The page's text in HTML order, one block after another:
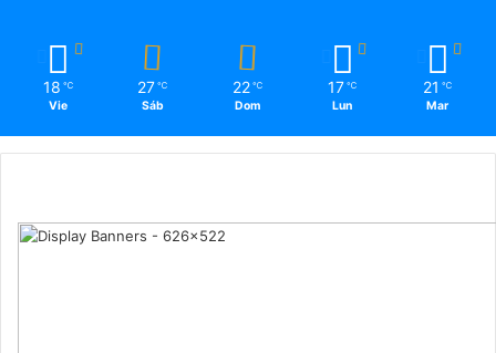
18 ℃
Vie
27 ℃
Sáb
22 ℃
Dom
17 ℃
Lun
21 ℃
Mar